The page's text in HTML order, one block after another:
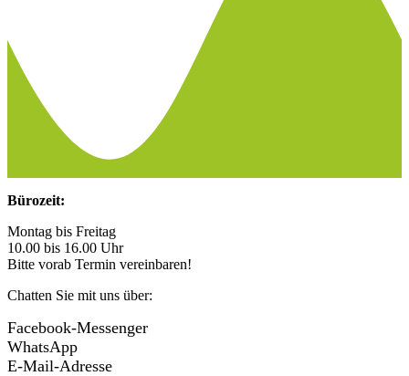
Bürozeit:
Montag bis Freitag
10.00 bis 16.00 Uhr
Bitte vorab Termin vereinbaren!
Chatten Sie mit uns über:
Facebook-Messenger
WhatsApp
E-Mail-Adresse